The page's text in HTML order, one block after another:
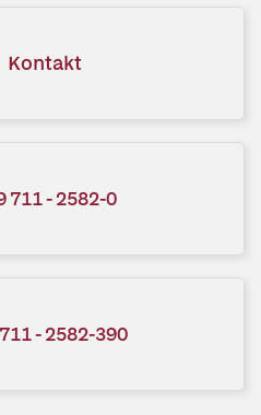
Kontakt
711 - 2582-0
- 2582-390